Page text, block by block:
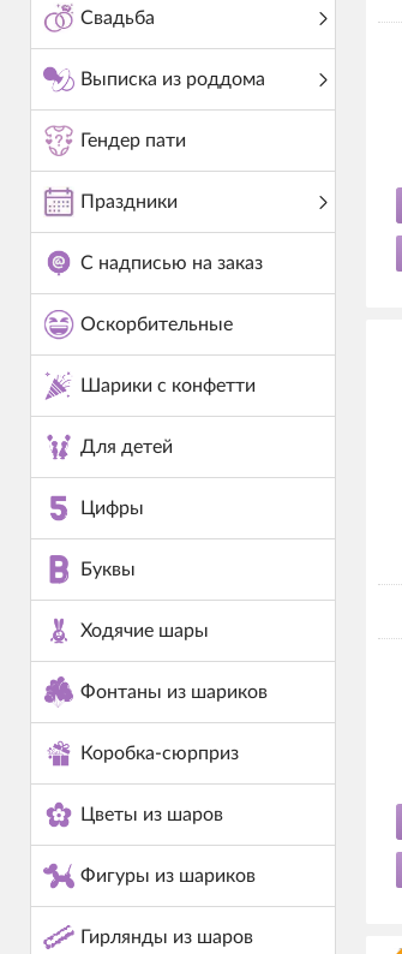
Свадьба
Выписка из роддома
Гендер пати
Праздники
С надписью на заказ
Оскорбительные
Шарики с конфетти
Для детей
Цифры
Буквы
Ходячие шары
Фонтаны из шариков
Коробка-сюрприз
Цветы из шаров
Фигуры из шариков
Гирлянды из шаров